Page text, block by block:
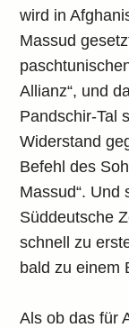
wird in
Massud
Allianz“, und
Pandschir-Tal
Widerstand
Befehl des
Massud“. Und
Süddeutsche
schnell zu
bald zu einem
Als ob das für